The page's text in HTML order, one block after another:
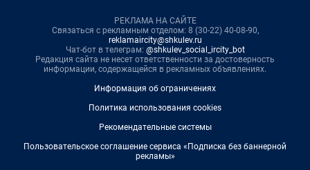
РЕКЛАМА НА САЙТЕ
Связаться с рекламным отделом: 8 (30-22) 40-08-90,
reklamaircity@shkulev.ru
Чат-бот в телеграм: @shkulev_social_ircity_bot
Редакция сайта не несет ответственности за достоверность
информации, содержащейся в рекламных объявлениях.
Информация об ограничениях
Политика использования cookies
Рекомендательные системы
Пользовательское соглашение сервиса «Подписка без баннерной
рекламы»